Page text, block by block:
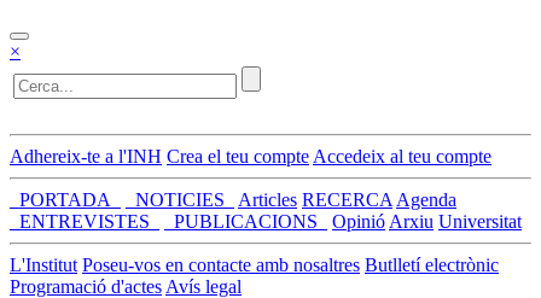
×
Adhereix-te a l'INH Crea el teu compte Accedeix al teu compte
_PORTADA_ _NOTICIES_ Articles RECERCA Agenda
_ENTREVISTES_
_PUBLICACIONS_ Opinió Arxiu Universitat
L'Institut Poseu-vos en contacte amb nosaltres Butlletí electrònic
Programació d'actes Avís legal